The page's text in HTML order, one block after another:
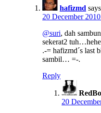
hafizmd
20 December
@suri, dah
sekerat2 tuh…hehe
.-= hafizmd´s last
sambil… =-.
Reply
20